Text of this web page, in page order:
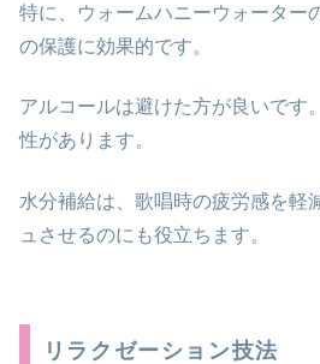
特に、ウォームハニーウォーター
の保護に効果的です。
アルコールは避けた方が良いです
性があります。
水分補給は、歌唱時の疲労感を軽
ュさせるのにも役立ちます。
リラクゼーション技法